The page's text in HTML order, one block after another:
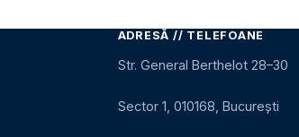
ADRESĂ // TELEFOANE
Str. General Berthelot 28–30
Sector 1, 010168, București